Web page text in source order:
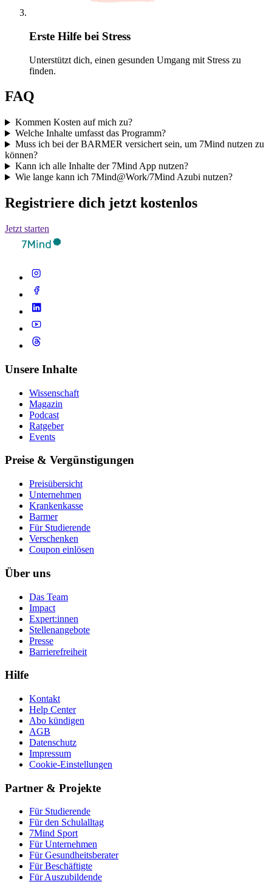
Erste Hilfe bei Stress
Unterstützt dich, einen gesunden Umgang mit Stress zu
finden.
FAQ
Kommen Kosten auf mich zu?
Welche Inhalte umfasst das Programm?
Muss ich bei der BARMER versichert sein, um 7Mind nutzen zu
können?
Kann ich alle Inhalte der 7Mind App nutzen?
Wie lange kann ich 7Mind@Work/7Mind Azubi nutzen?
Registriere dich jetzt kostenlos
Jetzt starten
Unsere Inhalte
Wissenschaft
Magazin
Podcast
Ratgeber
Events
Preise & Vergünstigungen
Preisübersicht
Unternehmen
Krankenkasse
Barmer
Für Studierende
Ver­schen­ken
Coupon einlösen
Über uns
Das Team
Impact
Expert:innen
Stellenangebote
Presse
Barrierefreiheit
Hilfe
Kontakt
Help Center
Abo kündigen
AGB
Datenschutz
Impressum
Cookie-Einstellungen
Partner & Projekte
Für Stu­die­rende
Für den Schulalltag
7Mind Sport
Für Unter­neh­men
Für Gesund­heits­be­ra­ter
Für Beschäftigte
Für Auszubildende